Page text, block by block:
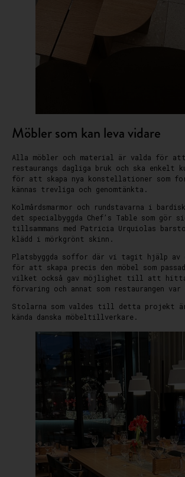
Möbler som kan leva vidare
Alla möbler och material är valda för
restaurangs dagliga bruk och ska enkelt
för att skapa nya konstellationer som
kännas trevliga och genomtänkta.
Kolmårdsmarmor och rundstavarna i
det specialbyggda Chef’s Table som gör
tillsammans med Patricia Urquiolas
klädd i mörkgrönt skinn.
Platsbyggda soffor där vi tagit hjälp
för att skapa precis den möbel som
vilket också gav möjlighet till att
förvaring och annat som restaurangen
Stolarna som valdes till detta projekt
kända danska möbeltillverkare.